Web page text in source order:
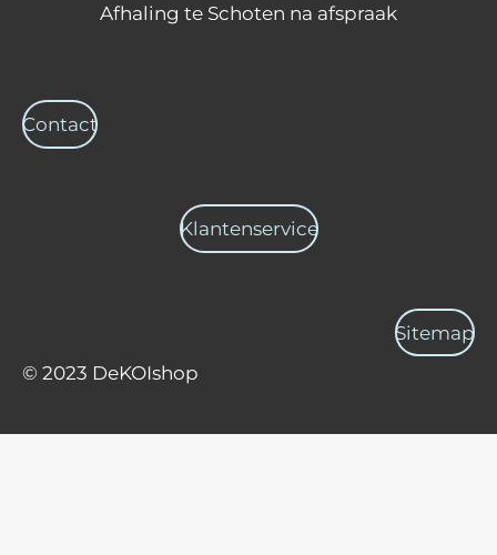
Afhaling te Schoten na afspraak
Contact
Klantenservice
Sitemap
© 2023 DeKOIshop